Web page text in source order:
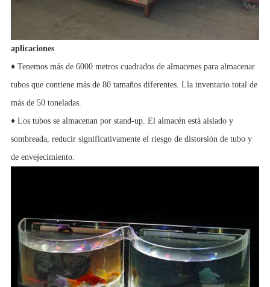
aplicaciones
♦ Tenemos más de 6000 metros cuadrados de almacenes para almacenar
tubos que contiene más de 80 tamaños diferentes. Lla inventario total de
más de 50 toneladas.
♦ Los tubos se almacenan por stand-up. El almacén está aislado y
sombreada, reducir significativamente el riesgo de distorsión de tubo y
de envejecimiento.